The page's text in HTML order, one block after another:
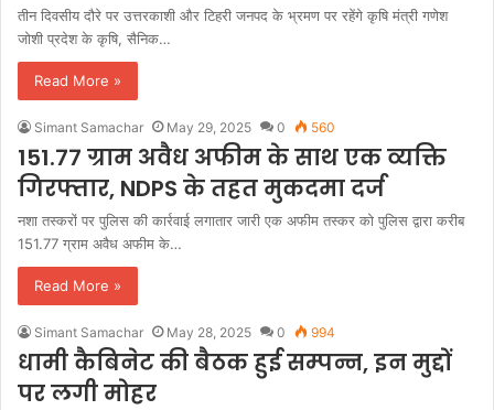
तीन दिवसीय दौरे पर उत्तरकाशी और टिहरी जनपद के भ्रमण पर रहेंगे कृषि मंत्री गणेश
जोशी प्रदेश के कृषि, सैनिक…
Read More »
Simant Samachar May 29, 2025 0 560
151.77 ग्राम अवैध अफीम के साथ एक व्यक्ति
गिरफ्तार, NDPS के तहत मुकदमा दर्ज
नशा तस्करों पर पुलिस की कार्रवाई लगातार जारी एक अफीम तस्कर को पुलिस द्वारा करीब
151.77 ग्राम अवैध अफीम के…
Read More »
Simant Samachar May 28, 2025 0 994
धामी कैबिनेट की बैठक हुई सम्पन्न, इन मुद्दों
पर लगी मोहर